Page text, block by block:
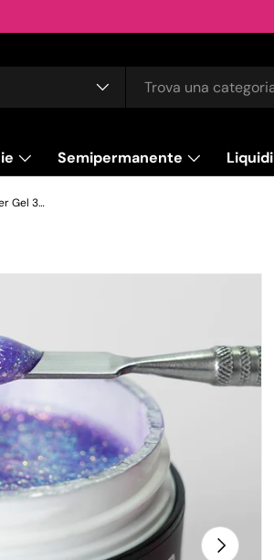
Semipermanente Liquidi
Starry Fancy - Cream Glam Builder Gel 30 ml - Hema Free
Avanti